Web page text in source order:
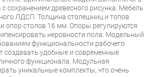
с сохранением древесного рисунка. Мебель
ЛДСП. Толщина столешниц и топов
опор столов 16 мм. Опоры регулируются
неровности пола. Модельный
функциональности рабочего
создавать удобные и современные
функционала. Модульная
уникальные комплекты, что очень